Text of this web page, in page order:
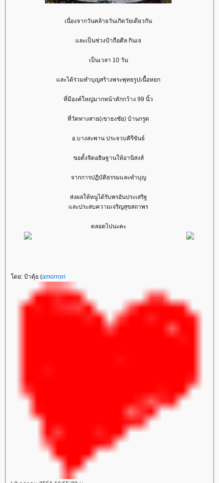
เนื่องจากวันคล้ายวันเกิดวัยเดียวกัน
ละเป็นช่วงป้าถือศีล กินเจ
เป็นเวลา 10 วัน
ละได้ร่วมทำบุญสร้างพระพุทธรูปเนื้อหยก
ที่มีองค์ใหญ่มากหน้าตักกว้าง 99 นิ้ว
ที่วัดทางสาย(เขาธงชัย) บ้านกรูด
อ.บางสะพาน ประจวบคิรีขันธ์
ขอตั้งจิตอธิษฐานให้อานิสงส์
จากการปฏิบัติธรรมและทำบุญ
ส่งผลให้หนูได้รับพรอันประเสริฐ
ละประสบความเจริญสุขสถาพร
ตลอดไปนะคะ
ดย: ป้าตุ้ย (amornsri